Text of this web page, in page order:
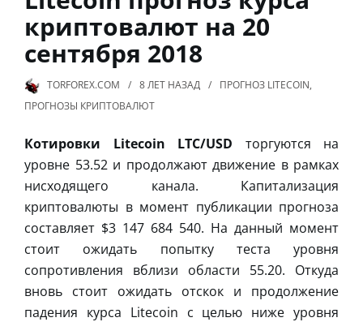
криптовалют на 20
сентября 2018
TORFOREX.COM 8 ЛЕТ НАЗАД ПРОГНОЗ LITECOIN,
ПРОГНОЗЫ КРИПТОВАЛЮТ
Котировки Litecoin LTC/USD торгуются на
уровне 53.52 и продолжают движение в рамках
нисходящего канала. Капитализация
криптовалюты в момент публикации прогноза
составляет $3 147 684 540. На данный момент
стоит ожидать попытку теста уровня
сопротивления вблизи области 55.20. Откуда
вновь стоит ожидать отскок и продолжение
падения курса Litecoin с целью ниже уровня